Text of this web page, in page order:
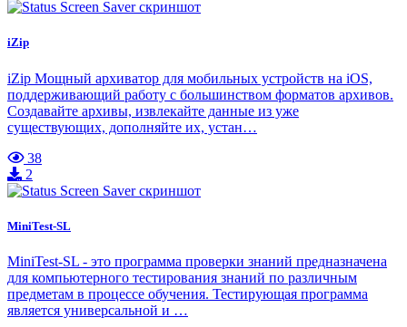
iZip
iZip Мощный архиватор для мобильных устройств на iOS,
поддерживающий работу с большинством форматов архивов.
Создавайте архивы, извлекайте данные из уже
существующих, дополняйте их, устан…
38
2
MiniTest-SL
MiniTest-SL - это программа проверки знаний предназначена
для компьютерного тестирования знаний по различным
предметам в процессе обучения. Тестирующая программа
является универсальной и …